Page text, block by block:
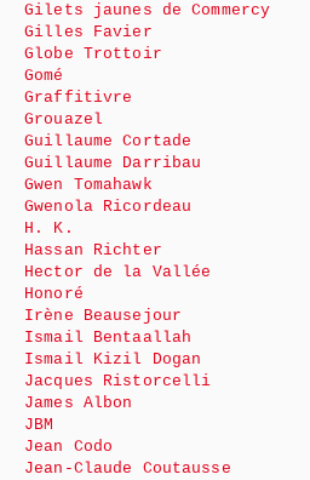
Gilets jaunes de Commercy
Gilles Favier
Globe Trottoir
Gomé
Graffitivre
Grouazel
Guillaume Cortade
Guillaume Darribau
Gwen Tomahawk
Gwenola Ricordeau
H. K.
Hassan Richter
Hector de la Vallée
Honoré
Irène Beausejour
Ismail Bentaallah
Ismail Kizil Dogan
Jacques Ristorcelli
James Albon
JBM
Jean Codo
Jean-Claude Coutausse